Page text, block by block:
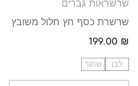
שרשראות גברים
שרשרת כסף חץ חלול משובץ
199.00 ₪
לבן שחור